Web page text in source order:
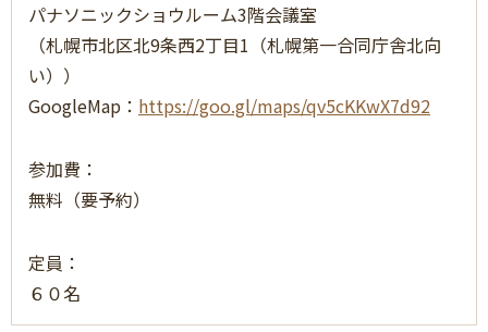
パナソニックショウルーム3階会議室
（札幌市北区北9条西2丁目1（札幌第一合同庁舎北向
い））
GoogleMap： https://goo.gl/maps/qv5cKKwX7d92
参加費：
無料（要予約）
定員：
６０名